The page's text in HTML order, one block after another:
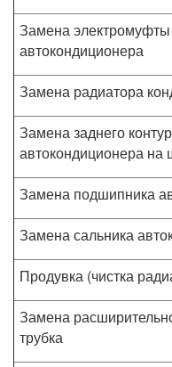
Замена электромуфты
автокондиционера
Замена радиатора
Замена заднего
автокондиционера на
Замена подшипника
Замена сальника
Продувка (чистка
Замена
трубка